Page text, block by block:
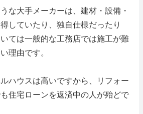
な大手メーカーは、建材・設備・
していたり、独自仕様だったり
ては一般的な工務店では施工が難
理由です。
ハウスは高いですから、リフォー
住宅ローンを返済中の人が殆どで